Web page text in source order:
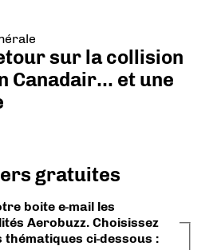
sur la collision
Canadair… et une
gratuites
boite e-mail les
Aerobuzz. Choisissez
thématiques ci-dessous :